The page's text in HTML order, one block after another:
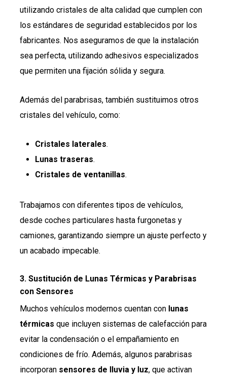
utilizando cristales de alta calidad que cumplen con
los estándares de seguridad establecidos por los
fabricantes. Nos aseguramos de que la instalación
sea perfecta, utilizando adhesivos especializados
que permiten una fijación sólida y segura.
Además del parabrisas, también sustituimos otros
cristales del vehículo, como:
Cristales laterales.
Lunas traseras.
Cristales de ventanillas.
Trabajamos con diferentes tipos de vehículos,
desde coches particulares hasta furgonetas y
camiones, garantizando siempre un ajuste perfecto y
un acabado impecable.
3.Sustitución de Lunas Térmicas y Parabrisas
con Sensores
Muchos vehículos modernos cuentan con lunas
térmicas que incluyen sistemas de calefacción para
evitar la condensación o el empañamiento en
condiciones de frío. Además, algunos parabrisas
incorporan sensores de lluvia y luz, que activan